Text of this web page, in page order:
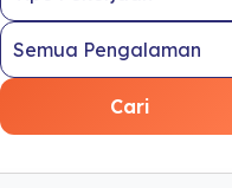
Cari